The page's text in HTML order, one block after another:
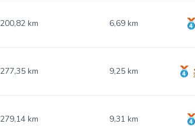
200,82 km 6,69 km
277,35 km 9,25 km
279,14 km 9,31 km